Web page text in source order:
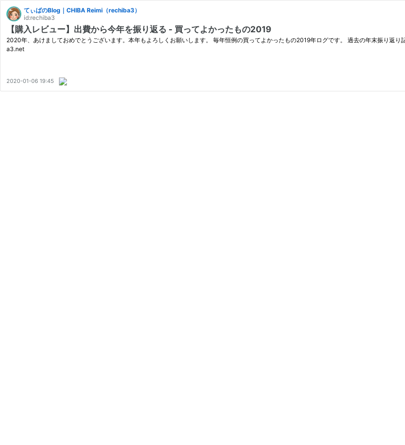
てぃばのBlog｜CHIBA Reimi（rechiba3）
id:rechiba3
【購入レビュー】出費から今年を振り返る - 買ってよかったもの2019
2020年、あけましておめでとうございます。本年もよろしくお願いします。 毎年恒例の買ってよかったもの2019年ログです。 過去の年末振り
a3.net
2020-01-06 19:45